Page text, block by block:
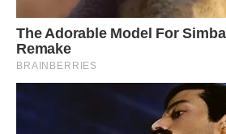
Коли всі лиганці будуть зліплені,
після закипання до того, як
невеликими порціями в підсоленій
Смачного!
Передрук без посилання на